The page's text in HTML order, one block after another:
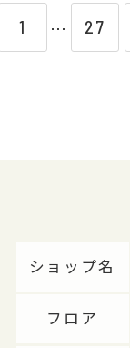
1 ⋯ 27
ショップ名
フロア